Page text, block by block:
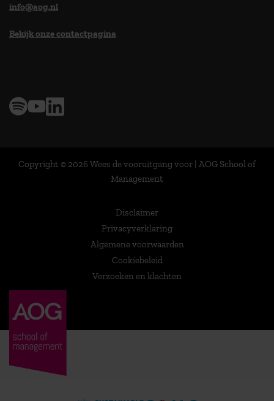
info@aog.nl
Bekijk onze contactpagina
Copyright © 2026 Wees de vooruitgang voor | AOG School of
Management
Disclaimer
Privacyverklaring
Algemene voorwaarden
Cookiebeleid
Verzoeken en klachten